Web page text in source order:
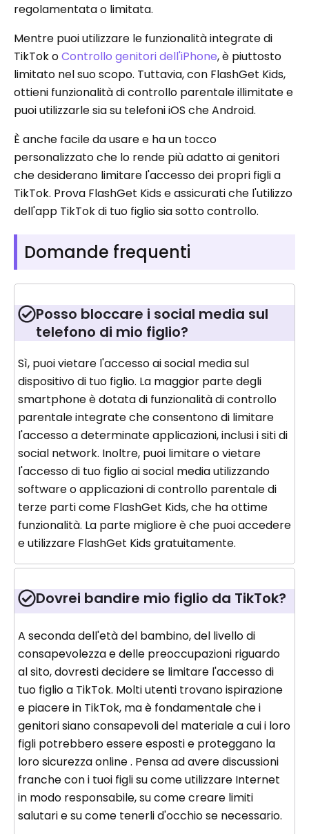
regolamentata o limitata.
Mentre puoi utilizzare le funzionalità integrate di
TikTok oControllo genitori dell'iPhone, è piuttosto
limitato nel suo scopo. Tuttavia, con FlashGet Kids,
ottieni funzionalità di controllo parentale illimitate e
puoi utilizzarle sia su telefoni iOS che Android.
È anche facile da usare e ha un tocco
personalizzato che lo rende più adatto ai genitori
che desiderano limitare l'accesso dei propri figli a
TikTok. Prova FlashGet Kids e assicurati che l'utilizzo
dell'app TikTok di tuo figlio sia sotto controllo.
Domande frequenti
Posso bloccare i social media sul
telefono di mio figlio?
Sì, puoi vietare l'accesso ai social media sul
dispositivo di tuo figlio. La maggior parte degli
smartphone è dotata di funzionalità di controllo
parentale integrate che consentono di limitare
l'accesso a determinate applicazioni, inclusi i siti di
social network. Inoltre, puoi limitare o vietare
l'accesso di tuo figlio ai social media utilizzando
software o applicazioni di controllo parentale di
terze parti come FlashGet Kids, che ha ottime
funzionalità. La parte migliore è che puoi accedere
e utilizzare FlashGet Kids gratuitamente.
Dovrei bandire mio figlio da TikTok?
A seconda dell'età del bambino, del livello di
consapevolezza e delle preoccupazioni riguardo
al sito, dovresti decidere se limitare l'accesso di
tuo figlio a TikTok. Molti utenti trovano ispirazione
e piacere in TikTok, ma è fondamentale che i
genitori siano consapevoli del materiale a cui i loro
figli potrebbero essere esposti e proteggano la
loro sicurezza online . Pensa ad avere discussioni
franche con i tuoi figli su come utilizzare Internet
in modo responsabile, su come creare limiti
salutari e su come tenerli d'occhio se necessario.